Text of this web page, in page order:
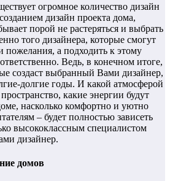
огромное количество дизайн
дизайн проекта дома,
порой не растеряться и выбрать
того дизайнера, которые смогут
пожелания, а подходить к этому
Ведь, в конечном итоге,
создаст выбранный Вами дизайнер,
долгие годы. И какой атмосферой
какие энергии будут
насколько комфортно и уютно
– будет полностью зависеть
высококлассным специалистом
дизайнер.
домов